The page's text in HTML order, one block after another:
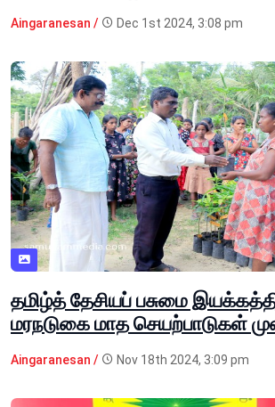
Aingaranesan / Dec 1st 2024, 3:08 pm
தமிழ்த் தேசியப் பசுமை
மரநடுகை மாத செயற்பாடுகள்
Aingaranesan / Nov 18th 2024, 3:09 pm